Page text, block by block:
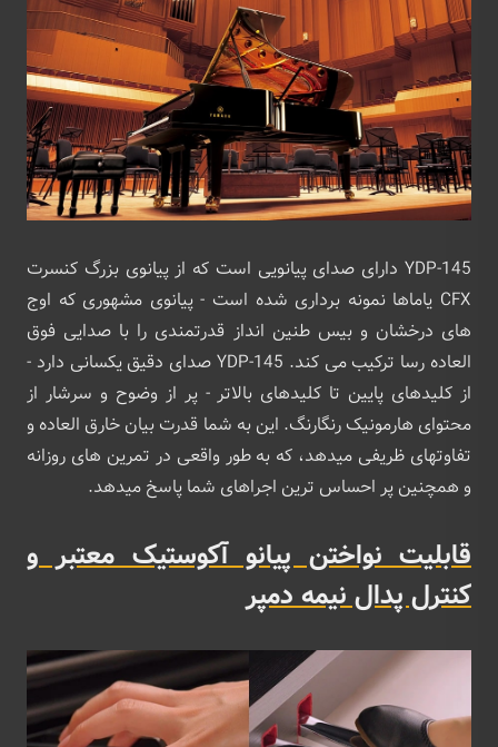
YDP-145 دارای صدای پیانویی است که از پیانوی بزرگ کنسرت
CFX یاماها نمونه برداری شده است - پیانوی مشهوری که اوج
های درخشان و بیس طنین انداز قدرتمندی را با صدایی فوق
العاده رسا ترکیب می کند. YDP-145 صدای دقیق یکسانی دارد -
از کلیدهای پایین تا کلیدهای بالاتر - پر از وضوح و سرشار از
محتوای هارمونیک رنگارنگ. این به شما قدرت بیان خارق العاده و
تفاوتهای ظریفی میدهد، که به طور واقعی در تمرین های روزانه
و همچنین پر احساس ترین اجراهای شما پاسخ میدهد.
قابلیت نواختن پیانو آکوستیک معتبر و
کنترل پدال نیمه دمپر